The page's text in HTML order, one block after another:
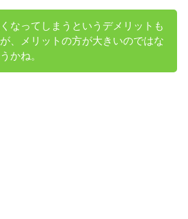
なってしまうというデメリットも
、メリットの方が大きいのではな
かね。